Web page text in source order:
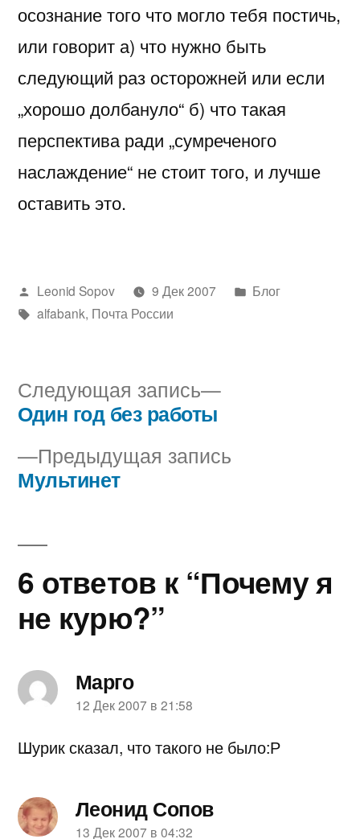
осознание того что могло тебя постичь,
или говорит а) что нужно быть
следующий раз осторожней или если
„хорошо долбануло“ б) что такая
перспектива ради „сумреченого
наслаждение“ не стоит того, и лучше
оставить это.
Написано
автором
Leonid Sopov 9 Дек 2007
Написано
Блог
Метки:
alfabank, Почта России
Навигация
по
записям
Предыдущая запись
Мультинет
Следующая запись
Следующая
Один год без работы
6 ответов к “Почему я
не курю?”
Марго
пишет:
12 Дек 2007 в 21:58
Шурик сказал, что такого не было:Р
Леонид Сопов
13 Дек 2007 в 04:32